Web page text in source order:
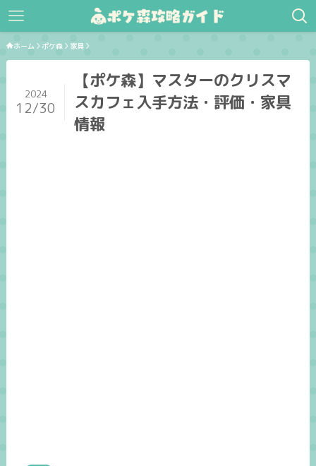
ホーム ポケ森 家具
【ポケ森】マスターのクリスマ
スカフェ入手方法・評価・家具
情報
2024
12/30